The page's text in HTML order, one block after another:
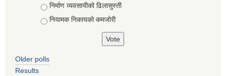
Choices
निर्माण व्यवसायीको ढिलासुस्ती
नियामक निकायको कमजोरी
Older polls
Results